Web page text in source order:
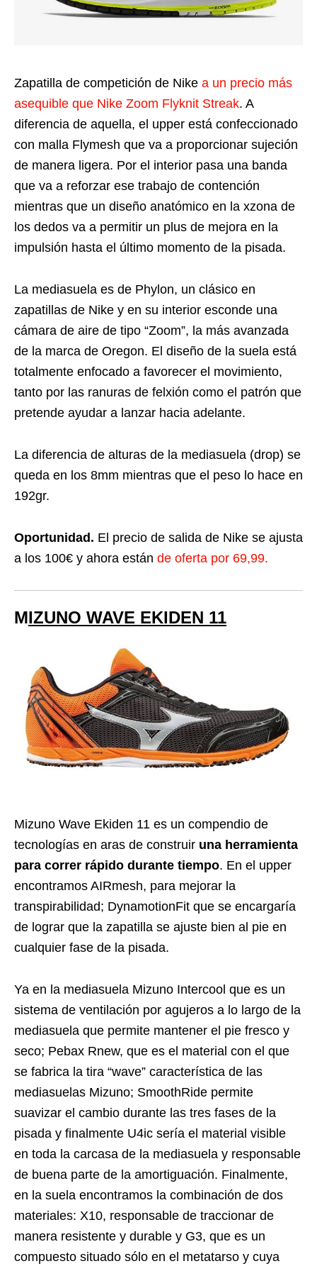
Zapatilla de competición de Nike a un precio más
asequible que Nike Zoom Flyknit Streak. A
diferencia de aquella, el upper está confeccionado
con malla Flymesh que va a proporcionar sujeción
de manera ligera. Por el interior pasa una banda
que va a reforzar ese trabajo de contención
mientras que un diseño anatómico en la xzona de
los dedos va a permitir un plus de mejora en la
impulsión hasta el último momento de la pisada.
La mediasuela es de Phylon, un clásico en
zapatillas de Nike y en su interior esconde una
cámara de aire de tipo “Zoom”, la más avanzada
de la marca de Oregon. El diseño de la suela está
totalmente enfocado a favorecer el movimiento,
tanto por las ranuras de felxión como el patrón que
pretende ayudar a lanzar hacia adelante.
La diferencia de alturas de la mediasuela (drop) se
queda en los 8mm mientras que el peso lo hace en
192gr.
Oportunidad. El precio de salida de Nike se ajusta
a los 100€ y ahora están de oferta por 69,99.
MIZUNO WAVE EKIDEN 11
Mizuno Wave Ekiden 11 es un compendio de
tecnologías en aras de construir una herramienta
para correr rápido durante tiempo. En el upper
encontramos AIRmesh, para mejorar la
transpirabilidad; DynamotionFit que se encargaría
de lograr que la zapatilla se ajuste bien al pie en
cualquier fase de la pisada.
Ya en la mediasuela Mizuno Intercool que es un
sistema de ventilación por agujeros a lo largo de la
mediasuela que permite mantener el pie fresco y
seco; Pebax Rnew, que es el material con el que
se fabrica la tira “wave” característica de las
mediasuelas Mizuno; SmoothRide permite
suavizar el cambio durante las tres fases de la
pisada y finalmente U4ic sería el material visible
en toda la carcasa de la mediasuela y responsable
de buena parte de la amortiguación. Finalmente,
en la suela encontramos la combinación de dos
materiales: X10, responsable de traccionar de
manera resistente y durable y G3, que es un
compuesto situado sólo en el metatarso y cuya